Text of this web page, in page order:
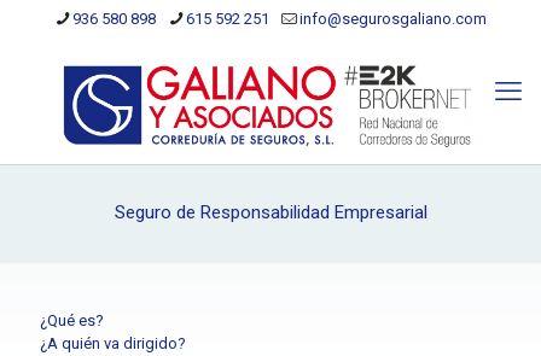
936 580 898 615 592 251 info@segurosgaliano.com
Seguro de Responsabilidad Empresarial
¿Qué es?
¿A quién va dirigido?